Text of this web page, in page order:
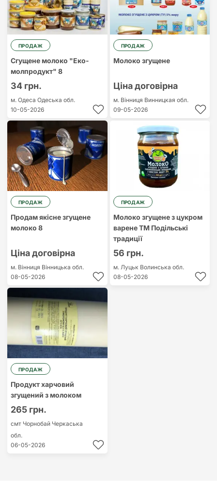
ПРОДАЖ
Сгущене молоко "Еко-
молпродукт" 8
34 грн.
м. Одеса Одеська обл.
10-05-2026
ПРОДАЖ
Молоко згущене
Ціна договірна
м. Вінниця Винницкая обл.
09-05-2026
ПРОДАЖ
Продам якісне згущене
молоко 8
Ціна договірна
м. Вінниця Вінницька обл.
08-05-2026
ПРОДАЖ
Молоко згущене з цукром
варене ТМ Подільські
традиції
56 грн.
м. Луцьк Волинська обл.
08-05-2026
ПРОДАЖ
Продукт харчовий
згущений з молоком
265 грн.
смт Чорнобай Черкаська
обл.
06-05-2026